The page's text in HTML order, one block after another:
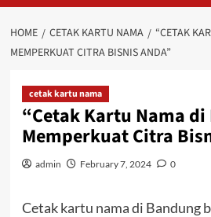
HOME CETAK KARTU NAMA
“CETAK
MEMPERKUAT CITRA BISNIS ANDA”
cetak kartu nama
“Cetak Kartu Nama
Memperkuat Citra
admin February 7, 2024 0
Cetakkartu namadi Bandung